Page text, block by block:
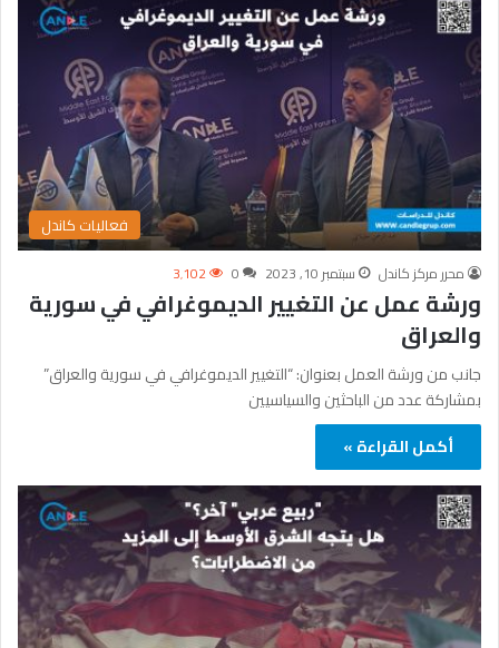
فعاليات كاندل
محرر مركز كاندل سبتمبر 10, 2023 0 3٬102
ورشة عمل عن التغيير الديموغرافي في سورية
والعراق
جانب من ورشة العمل بعنوان: “التغيير الديموغرافي في سورية والعراق”
بمشاركة عدد من الباحثين والسياسيين
أكمل القراءة »